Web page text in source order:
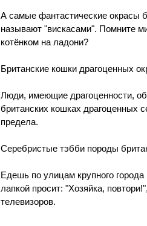
А самые фантастические окрасы
называют "вискасами". Помните
котёнком на ладони?
Британские кошки драгоценных
Люди, имеющие драгоценности,
британских кошках драгоценных
предела.
Серебристые тэбби породы
Едешь по улицам крупного
лапкой просит: "Хозяйка,
телевизоров.